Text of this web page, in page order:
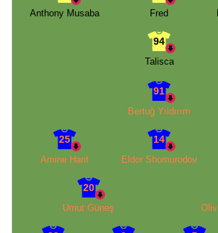
Anthony Musaba
Fred
94
Talisca
91
Bertuğ Yıldırım
25
Amine Harit
14
Eldor Shomurodov
20
Umut Güneş